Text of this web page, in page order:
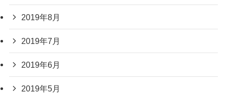
2019年8月
2019年7月
2019年6月
2019年5月